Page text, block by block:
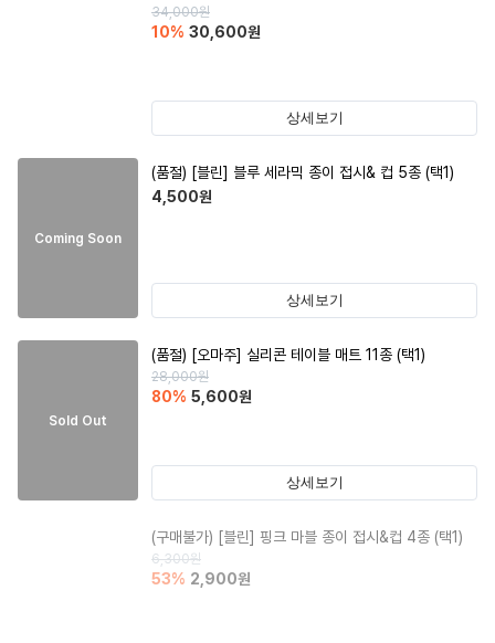
34,000원
10% 30,600원
상세보기
Coming Soon
(품절) [블린] 블루 세라믹 종이 접시& 컵 5종 (택1)
4,500원
상세보기
Sold Out
(품절) [오마주] 실리콘 테이블 매트 11종 (택1)
28,000원
80% 5,600원
상세보기
(구매불가) [블린] 핑크 마블 종이 접시&컵 4종 (택1)
6,300원
53% 2,900원